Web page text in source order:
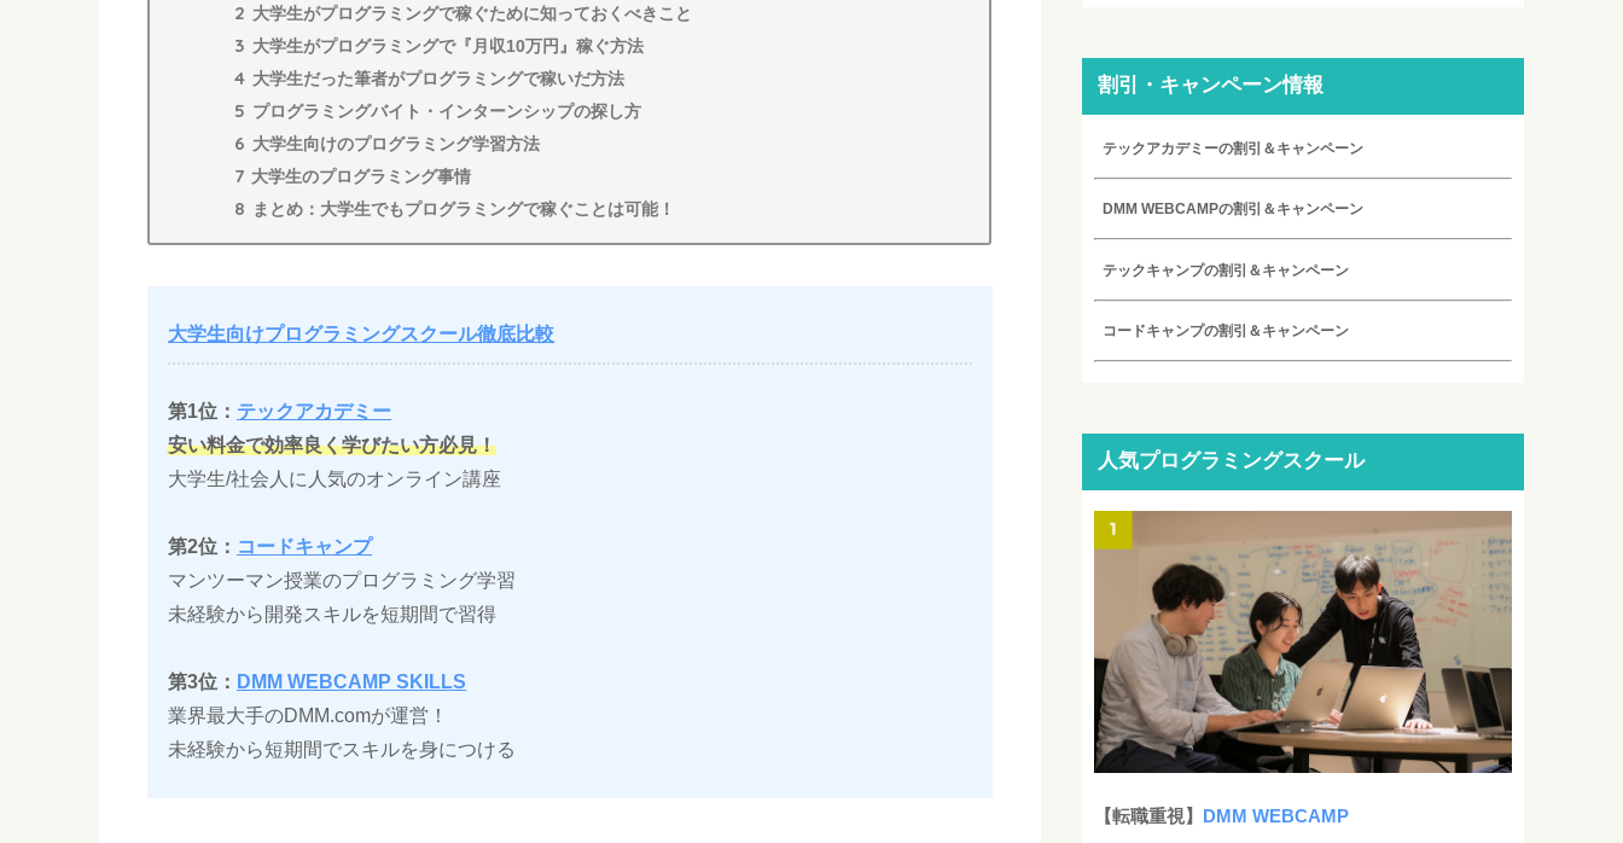
2 大学生がプログラミングで稼ぐために知っておくべきこと
3 大学生がプログラミングで『月収10万円』稼ぐ方法
4 大学生だった筆者がプログラミングで稼いだ方法
5 プログラミングバイト・インターンシップの探し方
6 大学生向けのプログラミング学習方法
7 大学生のプログラミング事情
8 まとめ：大学生でもプログラミングで稼ぐことは可能！
大学生向けプログラミングスクール徹底比較
第1位： テックアカデミー
安い料金で効率良く学びたい方必見！
大学生/社会人に人気のオンライン講座
第2位： コードキャンプ
マンツーマン授業のプログラミング学習
未経験から開発スキルを短期間で習得
第3位： DMM WEBCAMP SKILLS
業界最大手のDMM.comが運営！
未経験から短期間でスキルを身につける
割引・キャンペーン情報
テックアカデミーの割引＆キャンペーン
DMM WEBCAMPの割引＆キャンペーン
テックキャンプの割引＆キャンペーン
コードキャンプの割引＆キャンペーン
人気プログラミングスクール
【転職重視】
DMM WEBCAMP